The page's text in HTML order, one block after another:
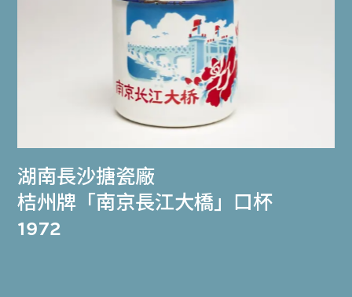
湖南長沙搪瓷廠
桔州牌「南京長江大橋」口杯
1972